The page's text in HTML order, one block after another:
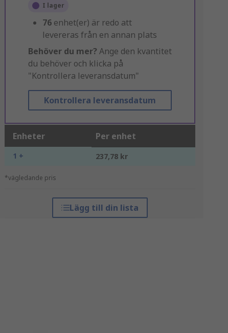
I lager
76 enhet(er) är redo att
levereras från en annan plats
Behöver du mer? Ange den kvantitet
du behöver och klicka på
"Kontrollera leveransdatum"
Kontrollera leveransdatum
Enheter Per enhet
1 + 237,78 kr
*vägledande pris
Lägg till din lista